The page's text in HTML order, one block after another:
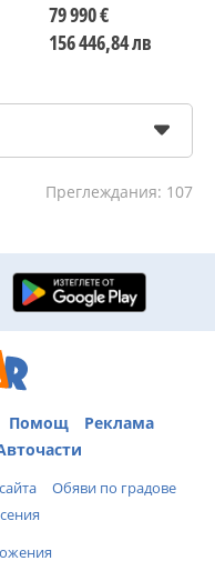
79 990 €
156 446,84 лв
Преглеждания: 107
Помощ
Реклама
Обяви по градове